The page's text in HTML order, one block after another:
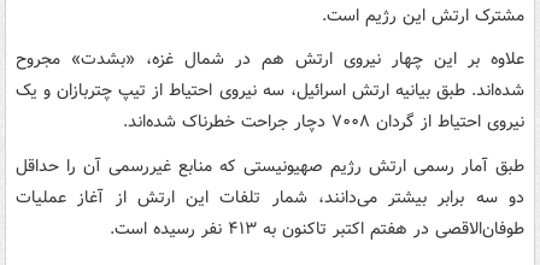
مشترک ارتش این رژیم است.
علاوه بر این چهار نیروی ارتش هم در شمال غزه، «بشدت» مجروح
شده‌اند. طبق بیانیه ارتش اسرائیل، سه نیروی احتیاط از تیپ چتربازان و یک
نیروی احتیاط از گردان ۷۰۰۸ دچار جراحت خطرناک شده‌اند.
طبق آمار رسمی ارتش رژیم صهیونیستی که منابع غیررسمی آن را حداقل
دو سه برابر بیشتر می‌دانند، شمار تلفات این ارتش از آغاز عملیات
طوفان‌الاقصی در هفتم اکتبر تاکنون به ۴۱۳ نفر رسیده است.